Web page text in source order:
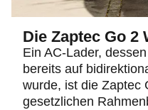
Die Zaptec Go 2
Ein AC-Lader,
bereits auf
wurde, ist die Zaptec
gesetzlichen